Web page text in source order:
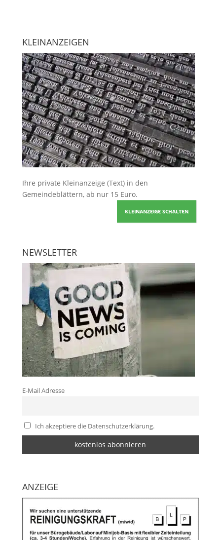
KLEINANZEIGEN
Ihre private Kleinanzeige (Text) in den
Gemeindeblättern, ab nur 15 Euro.
KLEINANZEIGE SCHALTEN
NEWSLETTER
E-Mail Adresse
Ich akzeptiere die Datenschutzerklärung.
ANZEIGE